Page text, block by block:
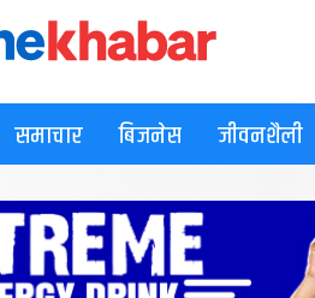
समाचार बिजनेस जीवनशैली